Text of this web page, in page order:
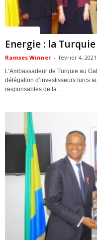
Energie : la
Ramses Winner - février 4, 2021
L’Ambassadeur de Turquie au
délégation d’investisseurs turcs
responsables de la...